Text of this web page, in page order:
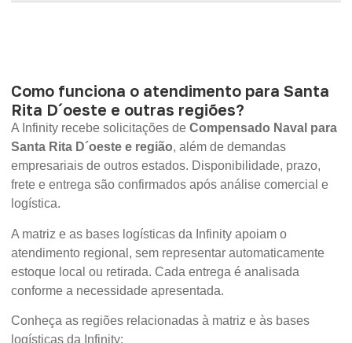
Como funciona o atendimento para Santa
Rita D´oeste e outras regiões?
A Infinity recebe solicitações de Compensado Naval para
Santa Rita D´oeste e região, além de demandas
empresariais de outros estados. Disponibilidade, prazo,
frete e entrega são confirmados após análise comercial e
logística.
A matriz e as bases logísticas da Infinity apoiam o
atendimento regional, sem representar automaticamente
estoque local ou retirada. Cada entrega é analisada
conforme a necessidade apresentada.
Conheça as regiões relacionadas à matriz e às bases
logísticas da Infinity: